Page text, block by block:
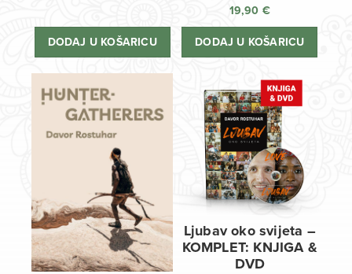
DODAJ U KOŠARICU
19,90 €
DODAJ U KOŠARICU
Ljubav oko svijeta –
KOMPLET: KNJIGA &
DVD